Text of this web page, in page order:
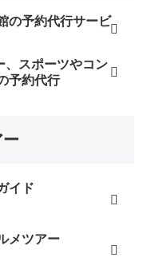
の予約代行サービ
、スポーツやコン
予約代行
イド
メツアー